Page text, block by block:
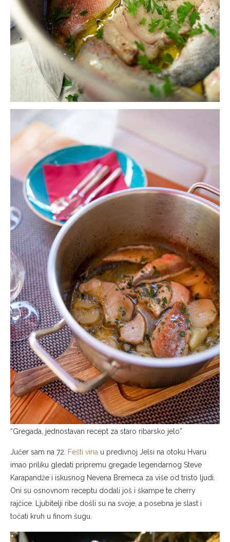
“Gregada, jednostavan recept za staro ribarsko jelo”
Jučer sam na 72. Fešti vina u predivnoj Jelsi na otoku Hvaru
imao priliku gledati pripremu gregade legendarnog Steve
Karapandže i iskusnog Nevena Bremeca za više od tristo ljudi.
Oni su osnovnom receptu dodali još i škampe te cherry
rajčice. Ljubitelji ribe došli su na svoje, a posebna je slast i
točati kruh u finom šugu.